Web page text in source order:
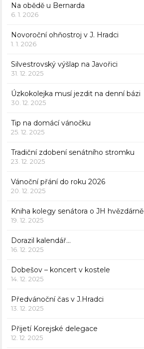
Na obědě u Bernarda
6. 1. 2026
Novoroční ohňostroj v J. Hradci
1. 1. 2026
Silvestrovský výšlap na Javořici
31. 12. 2025
Úzkokolejka musí jezdit na denní bázi
30. 12. 2025
Tip na domácí vánočku
25. 12. 2025
Tradiční zdobení senátního stromku
23. 12. 2025
Vánoční přání do roku 2026
20. 12. 2025
Kniha kolegy senátora o JH hvězdárně
19. 12. 2025
Dorazil kalendář…
16. 12. 2025
Dobešov – koncert v kostele
14. 12. 2025
Předvánoční čas v J.Hradci
13. 12. 2025
Přijetí Korejské delegace
12. 12. 2025